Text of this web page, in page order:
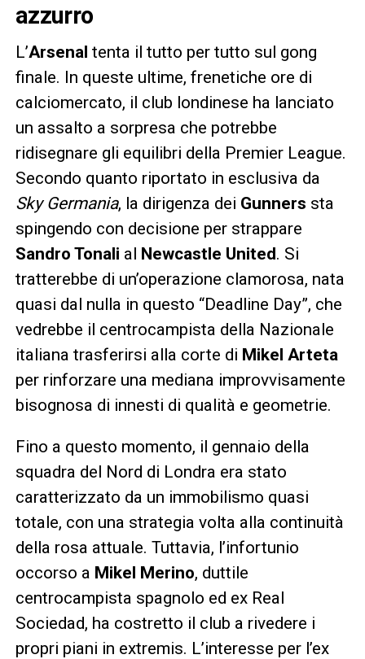
azzurro
L’Arsenal tenta il tutto per tutto sul gong
finale. In queste ultime, frenetiche ore di
calciomercato, il club londinese ha lanciato
un assalto a sorpresa che potrebbe
ridisegnare gli equilibri della Premier League.
Secondo quanto riportato in esclusiva da
Sky Germania, la dirigenza dei Gunners sta
spingendo con decisione per strappare
Sandro Tonali al Newcastle United. Si
tratterebbe di un’operazione clamorosa, nata
quasi dal nulla in questo “Deadline Day”, che
vedrebbe il centrocampista della Nazionale
italiana trasferirsi alla corte di Mikel Arteta
per rinforzare una mediana improvvisamente
bisognosa di innesti di qualità e geometrie.
Fino a questo momento, il gennaio della
squadra del Nord di Londra era stato
caratterizzato da un immobilismo quasi
totale, con una strategia volta alla continuità
della rosa attuale. Tuttavia, l’infortunio
occorso a Mikel Merino, duttile
centrocampista spagnolo ed ex Real
Sociedad, ha costretto il club a rivedere i
propri piani in extremis. L’interesse per l’ex